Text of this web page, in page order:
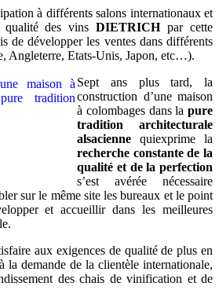
à différents salons internationaux et
qualité des vinsDIETRICHpar cette
de développer les ventes dans différents
Angleterre, Etats-Unis, Japon, etc…).
Sept ans plus tard, la
construction d’une maison
à colombages dans la pure
tradition architecturale
alsacienne quiexprime la
recherche constante de la
qualité et de la perfection
s’est avérée nécessaire
sur le même site les bureaux et le point
et accueillir dans les meilleures
aux exigences de qualité de plus en
la demande de la clientèle internationale,
des chais de vinification et de